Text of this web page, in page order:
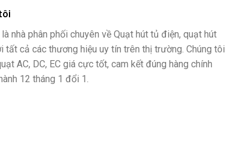
là nhà phân phối chuyên về Quạt hút tủ điện, quạt hút
tất cả các thương hiệu uy tín trên thị trường. Chúng tôi
AC, DC, EC giá cực tốt, cam kết đúng hàng chính
12 tháng 1 đổi 1.